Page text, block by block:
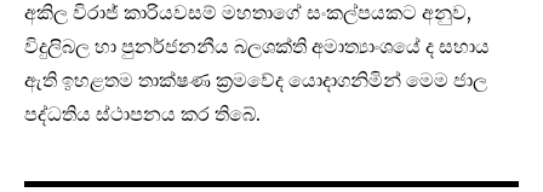
අකිල විරාජ් කාරියවසම් මහතාගේ සංකල්පයකට අනුව,
විදුලිබල හා පුනර්ජනනීය බලශක්ති අමාත්‍යාංශයේ ද සහාය
ඇති ඉහළතම තාක්ෂණ ක්‍රමවේද යොදාගනිමින් මෙම ජාල
පද්ධතිය ස්ථාපනය කර තිබේ.